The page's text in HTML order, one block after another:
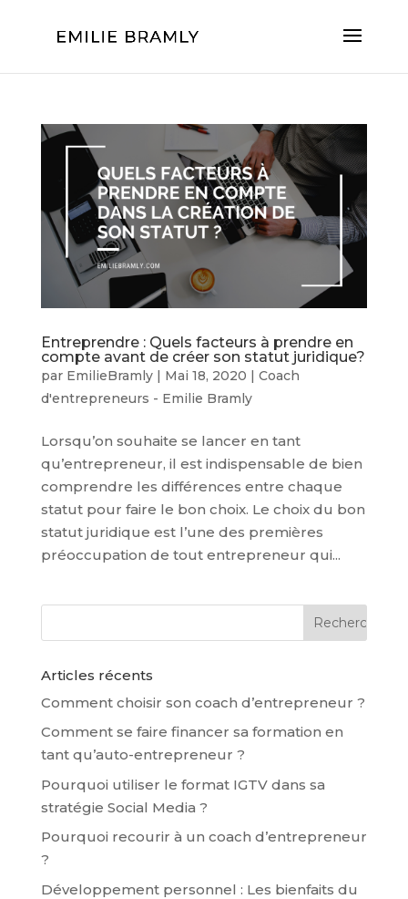
Entreprendre : Quels facteurs à prendre en
compte avant de créer son statut juridique?
par EmilieBramly| Mai 18, 2020 | Coach
d'entrepreneurs - Emilie Bramly
Lorsqu’on souhaite se lancer en tant
qu’entrepreneur, il est indispensable de bien
comprendre les différences entre chaque
statut pour faire le bon choix. Le choix du bon
statut juridique est l’une des premières
préoccupation de tout entrepreneur qui...
Articles récents
Comment choisir son coach d’entrepreneur ?
Comment se faire financer sa formation en
tant qu’auto-entrepreneur ?
Pourquoi utiliser le format IGTV dans sa
stratégie Social Media ?
Pourquoi recourir à un coach d’entrepreneur
?
Développement personnel : Les bienfaits du